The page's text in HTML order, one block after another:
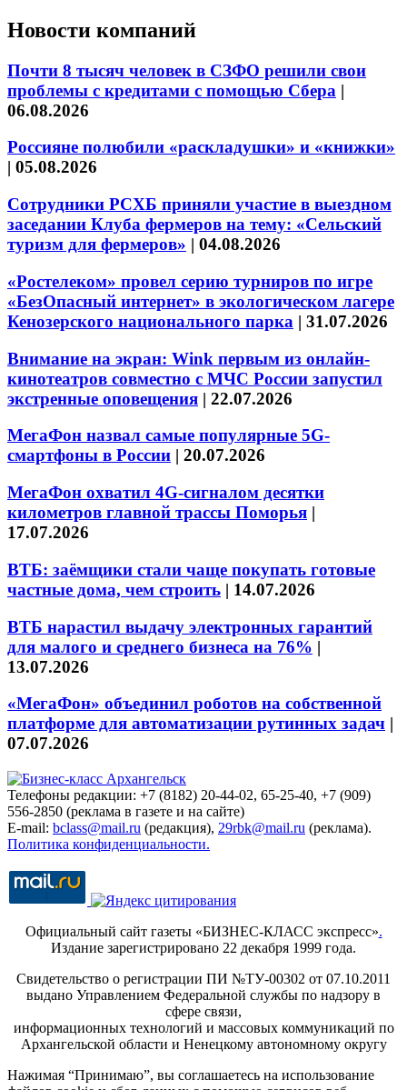
Новости компаний
Почти 8 тысяч человек в СЗФО решили свои
проблемы с кредитами с помощью Сбера |
06.08.2026
Россияне полюбили «раскладушки» и «книжки»
| 05.08.2026
Сотрудники РСХБ приняли участие в выездном
заседании Клуба фермеров на тему: «Сельский
туризм для фермеров» | 04.08.2026
«Ростелеком» провел серию турниров по игре
«БезОпасный интернет» в экологическом лагере
Кенозерского национального парка | 31.07.2026
Внимание на экран: Wink первым из онлайн-
кинотеатров совместно с МЧС России запустил
экстренные оповещения | 22.07.2026
МегаФон назвал самые популярные 5G-
смартфоны в России | 20.07.2026
МегаФон охватил 4G-сигналом десятки
километров главной трассы Поморья |
17.07.2026
ВТБ: заёмщики стали чаще покупать готовые
частные дома, чем строить | 14.07.2026
ВТБ нарастил выдачу электронных гарантий
для малого и среднего бизнеса на 76% |
13.07.2026
«МегаФон» объединил роботов на собственной
платформе для автоматизации рутинных задач |
07.07.2026
Телефоны редакции: +7 (8182) 20-44-02, 65-25-40, +7 (909)
556-2850 (реклама в газете и на сайте)
E-mail: bclass@mail.ru (редакция), 29rbk@mail.ru (реклама).
Политика конфиденциальности.
Официальный сайт газеты «БИЗНЕС-КЛАСС экспресс».
Издание зарегистрировано 22 декабря 1999 года.
Свидетельство о регистрации ПИ №ТУ-00302 от 07.10.2011
выдано Управлением Федеральной службы по надзору в
сфере связи,
информационных технологий и массовых коммуникаций по
Архангельской области и Ненецкому автономному округу
Нажимая “Принимаю”, вы соглашаетесь на использование